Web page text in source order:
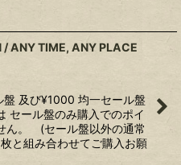
ANY TIME, ANY PLACE
盤 及び¥1000 均一セール盤
セール盤のみ購入でのポイ
ん。 (セール盤以外の通常
と組み合わせてご購入お願